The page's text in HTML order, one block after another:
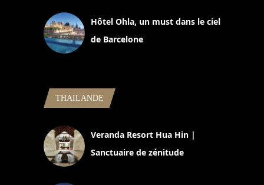
Hôtel Ohla, un must dans le ciel
de Barcelone
THAILANDE
Veranda Resort Hua Hin |
Sanctuaire de zénitude